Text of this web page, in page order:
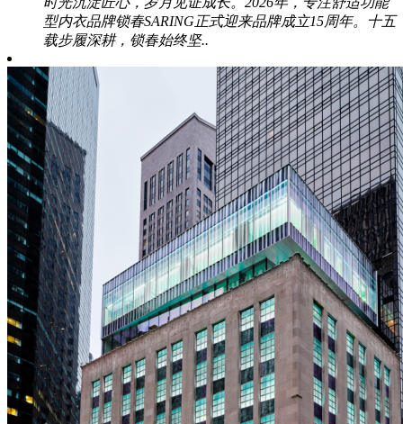
型内衣品牌锁春SARING正式迎来品牌成立15周年。十五
载步履深耕，锁春始终坚..